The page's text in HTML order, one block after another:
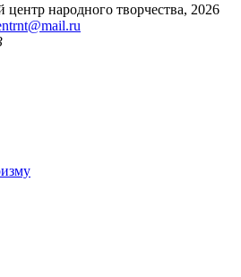
народного творчества, 2026